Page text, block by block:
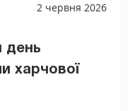
2 червня 2026
день
харчової